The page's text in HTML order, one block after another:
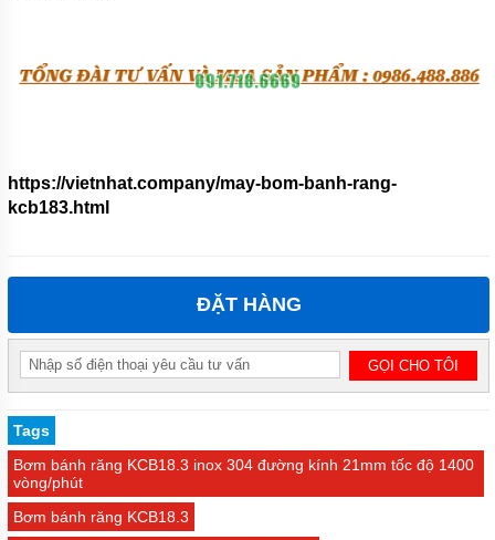
https://vietnhat.company/may-bom-banh-rang-
kcb183.html
ĐẶT HÀNG
Tags
Bơm bánh răng KCB18.3 inox 304 đường kính 21mm tốc độ 1400
vòng/phút
Bơm bánh răng KCB18.3